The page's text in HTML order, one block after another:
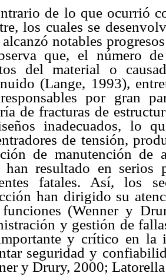
de lo que ocurrió
los cuales se
alcanzó notables
que, el número
del material o
(Lange, 1993),
por gran
de fracturas de
inadecuados, lo
de tensión,
de manutención de
han resultado en serios
fatales. Así, los
han dirigido su
funciones (Wenner y
y gestión de
y crítico en la
seguridad y
y Drury, 2000;